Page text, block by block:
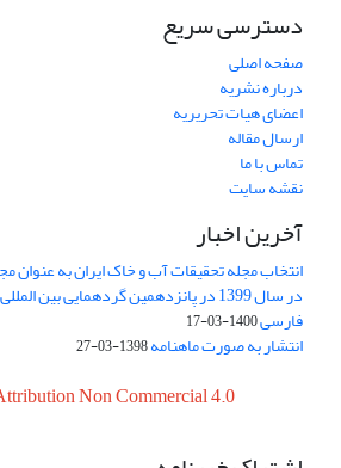
دسترسی سریع
صفحه اصلی
درباره نشریه
اعضای هیات تحریریه
ارسال مقاله
تماس با ما
نقشه سایت
آخرین اخبار
انتخاب مجله تحقیقات آب و خاک ایران به عنوان
در سال 1399 در پانزدهمین گردهمایی بین
فارسی1400-03-17
انتشار به صورت ماهنامه1398-03-27
Non Commercial 4.0